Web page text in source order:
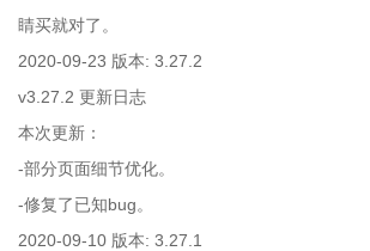
睛买就对了。
2020-09-23 版本: 3.27.2
v3.27.2 更新日志
本次更新：
-部分页面细节优化。
-修复了已知bug。
2020-09-10 版本: 3.27.1